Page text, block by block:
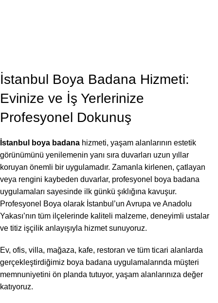
İstanbul Boya Badana Hizmeti:
Evinize ve İş Yerlerinize
Profesyonel Dokunuş
İstanbul boya badana hizmeti, yaşam alanlarının estetik
görünümünü yenilemenin yanı sıra duvarları uzun yıllar
koruyan önemli bir uygulamadır. Zamanla kirlenen, çatlayan
veya rengini kaybeden duvarlar, profesyonel boya badana
uygulamaları sayesinde ilk günkü şıklığına kavuşur.
Profesyonel Boya olarak İstanbul’un Avrupa ve Anadolu
Yakası’nın tüm ilçelerinde kaliteli malzeme, deneyimli ustalar
ve titiz işçilik anlayışıyla hizmet sunuyoruz.
Ev, ofis, villa, mağaza, kafe, restoran ve tüm ticari alanlarda
gerçekleştirdiğimiz boya badana uygulamalarında müşteri
memnuniyetini ön planda tutuyor, yaşam alanlarınıza değer
katıyoruz.